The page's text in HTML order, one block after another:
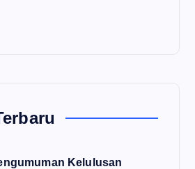
Kelulusan